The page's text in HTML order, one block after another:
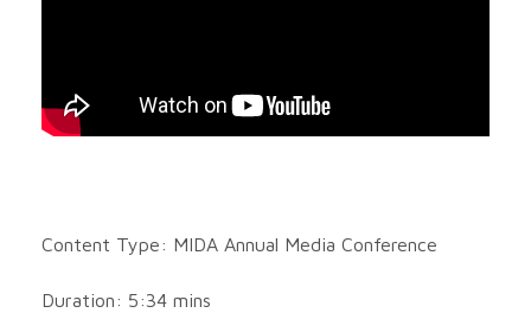
Content Type: MIDA Annual Media Conference
Duration: 5:34 mins